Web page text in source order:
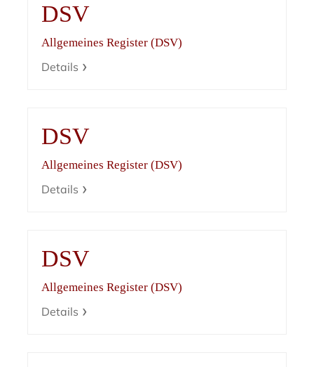
DSV
Allgemeines Register (DSV)
Details
DSV
Allgemeines Register (DSV)
Details
DSV
Allgemeines Register (DSV)
Details